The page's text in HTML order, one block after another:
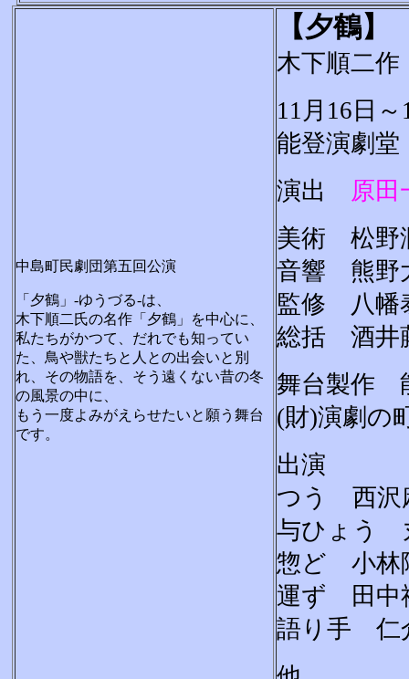
中島町民劇団第五回公演
「夕鶴」-ゆうづる-は、
木下順二氏の名作「夕鶴」を中心に、
私たちがかつて、だれでも知ってい
た、鳥や獣たちと人との出会いと別
れ、その物語を、そう遠くない昔の冬
の風景の中に、
もう一度よみがえらせたいと願う舞台
です。
【夕鶴】
木下順二
11月16日～
能登演劇堂
演出 原田
美術 松
音響 熊
監修 八幡
総括 酒井
舞台製作
(財)演劇の
出演
つう 西沢
与ひょう
惣ど 小林
運ず 田中
語り手 仁